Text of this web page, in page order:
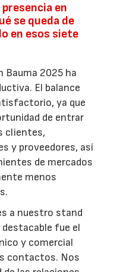
presencia en
se queda de
en esos siete
Bauma 2025 ha
El balance
ya que
de entrar
clientes,
y proveedores, así
de mercados
menos
a nuestro stand
fue el
y comercial
contactos. Nos